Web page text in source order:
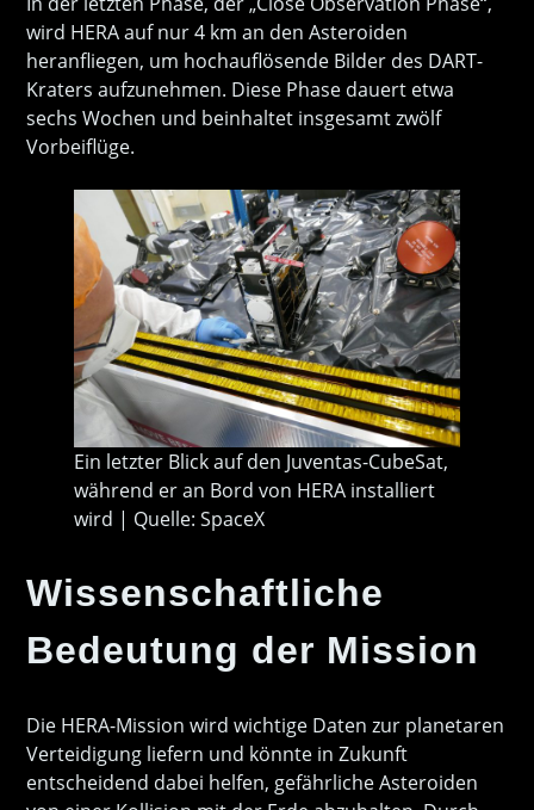
wird HERA auf nur 4 km an den Asteroiden
heranfliegen, um hochauflösende Bilder des DART-
Kraters aufzunehmen. Diese Phase dauert etwa
sechs Wochen und beinhaltet insgesamt zwölf
Vorbeiflüge.
Ein letzter Blick auf den Juventas-CubeSat,
während er an Bord von HERA installiert
wird | Quelle: SpaceX
Wissenschaftliche
Bedeutung der Mission
Die HERA-Mission wird wichtige Daten zur planetaren
Verteidigung liefern und könnte in Zukunft
entscheidend dabei helfen, gefährliche Asteroiden